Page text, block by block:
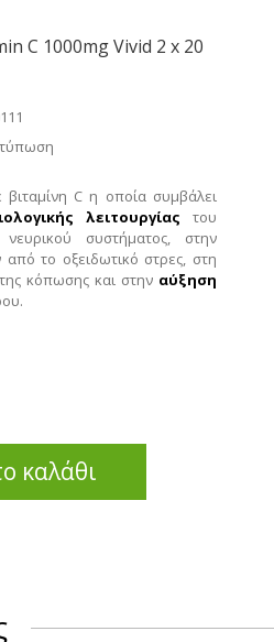
C 1000mg Vivid 2 x 20
C η οποία συμβάλει
λειτουργίας του
συστήματος, στην
το οξειδωτικό στρες, στη
κόπωσης και στην αύξηση
καλάθι